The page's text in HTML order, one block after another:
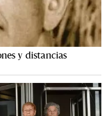
y distancias